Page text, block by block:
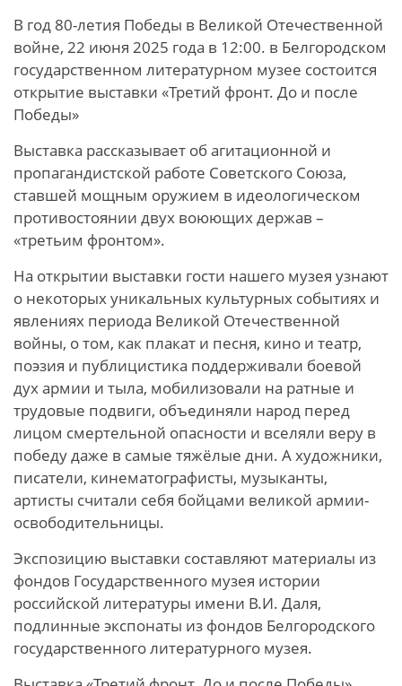
В год 80-летия Победы в Великой Отечественной
войне, 22 июня 2025 года в 12:00. в Белгородском
государственном литературном музее состоится
открытие выставки «Третий фронт. До и после
Победы»
Выставка рассказывает об агитационной и
пропагандистской работе Советского Союза,
ставшей мощным оружием в идеологическом
противостоянии двух воюющих держав –
«третьим фронтом».
На открытии выставки гости нашего музея узнают
о некоторых уникальных культурных событиях и
явлениях периода Великой Отечественной
войны, о том, как плакат и песня, кино и театр,
поэзия и публицистика поддерживали боевой
дух армии и тыла, мобилизовали на ратные и
трудовые подвиги, объединяли народ перед
лицом смертельной опасности и вселяли веру в
победу даже в самые тяжёлые дни. А художники,
писатели, кинематографисты, музыканты,
артисты считали себя бойцами великой армии-
освободительницы.
Экспозицию выставки составляют материалы из
фондов Государственного музея истории
российской литературы имени В.И. Даля,
подлинные экспонаты из фондов Белгородского
государственного литературного музея.